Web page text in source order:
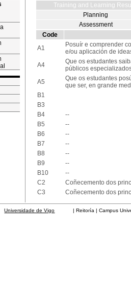
Training and Learning
Planning
Assessment
Code
A1
Posuír e comprender
e/ou aplicación de
A4
Que os estudantes
públicos
A5
Que os estudantes
que ser, en grande
B1
B3
B4
--
B5
--
B6
--
B7
--
B8
--
B9
--
B10
--
C2
Coñecemento dos
C3
Coñecemento dos
Universidade de Vigo | Reitoría | Campus